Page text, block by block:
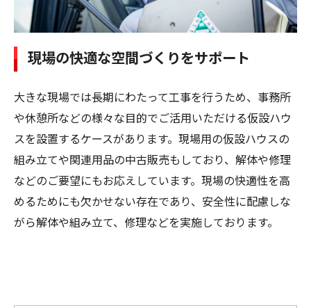
現場の快適な空間づくりをサポート
大きな現場では長期にわたって工事を行うため、事務所
や休憩所などの様々な目的でご活用いただける仮設ハウ
スを設置するケースがあります。現場用の仮設ハウスの
組み立てや関連用品の中古販売もしており、解体や修理
などのご要望にもお応えしています。現場の快適性を高
めるためにも欠かせない存在であり、安全性に配慮しな
がら解体や組み立て、修理などを実施しております。